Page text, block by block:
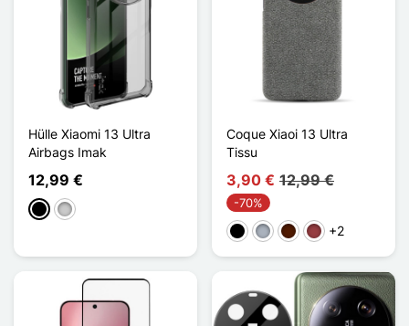
Hülle Xiaomi 13 Ultra
Airbags Imak
12,99 €
SchwarzTransparent
Coque Xiaoi 13 Ultra
Tissu
3,90 € 12,99 €
-70%
Schwarz
GrauDunkelbraun
Dunkelrot
+2